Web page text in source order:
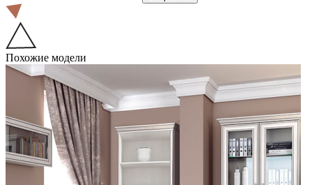
Похожие модели